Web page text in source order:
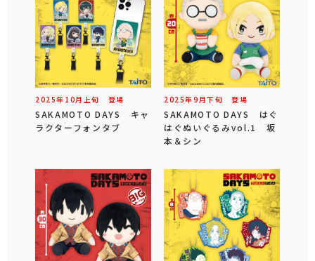
2025年 10月 上旬 登場
SAKAMOTO DAYS キャ
ラクターフォンタブ
2025年9 月下旬 登場
SAKAMOTO DAYS はぐ
はぐぬいぐるみvol.1 坂
本＆シン